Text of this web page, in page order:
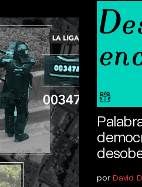
porDavid